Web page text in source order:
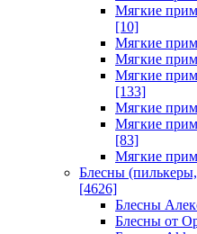
Мягкие
[10]
Мягкие
Мягкие
Мягкие
[133]
Мягкие
Мягкие
[83]
Мягкие
Блесны
[4626]
Блесны
Блесны от